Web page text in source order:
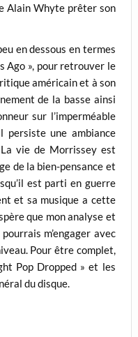
Alain Whyte prêter son
en dessous en termes
Ago », pour retrouver le
américain et à son
de la basse ainsi
sur l’imperméable
persiste une ambiance
vie de Morrissey est
de la bien-pensance et
est parti en guerre
et sa musique a cette
que mon analyse et
m’engager avec
Pour être complet,
Pop Dropped » et les
du disque.